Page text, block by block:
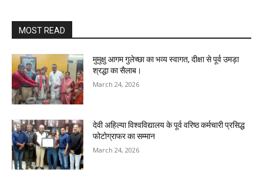
MOST READ
मुमुक्षु आगम गुलेच्छा का भव्य स्वागत, दीक्षा से पूर्व उमड़ा
श्रद्धा का सैलाब।
March 24, 2026
देवी अहिल्या विश्वविद्यालय के पूर्व वरिष्ठ कर्मचारी प्रसिद्ध
फोटोग्राफर का सम्मान
March 24, 2026